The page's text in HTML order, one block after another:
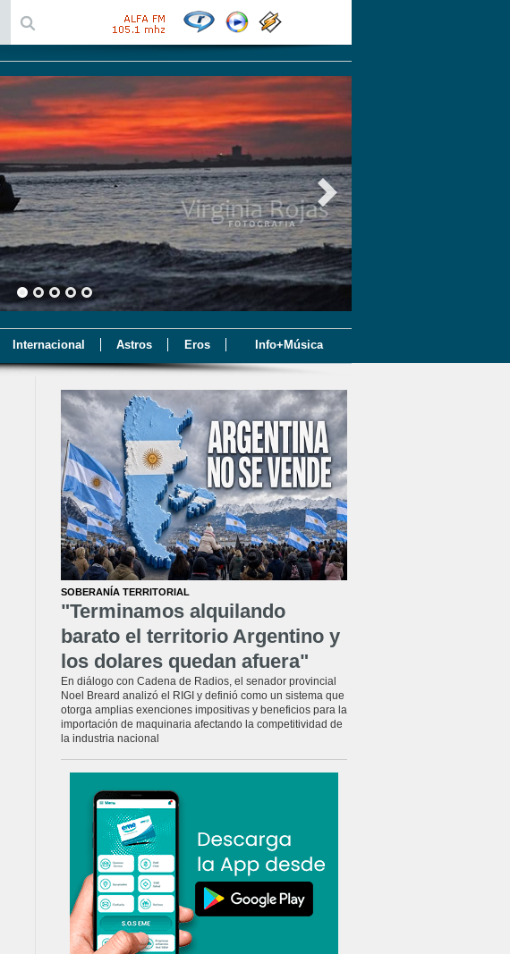
Internacional Astros Eros Info+Música
SOBERANÍA TERRITORIAL
"Terminamos alquilando
barato el territorio Argentino y
los dolares quedan afuera"
En diálogo con Cadena de Radios, el senador provincial
Noel Breard analizó el RIGI y definió como un sistema que
otorga amplias exenciones impositivas y beneficios para la
importación de maquinaria afectando la competitividad de
la industria nacional